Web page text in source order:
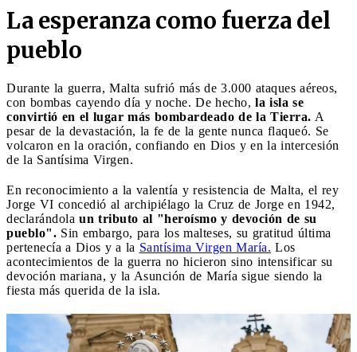
La esperanza como fuerza del
pueblo
Durante la guerra, Malta sufrió más de 3.000 ataques aéreos,
con bombas cayendo día y noche. De hecho, la isla se
convirtió en el lugar más bombardeado de la Tierra. A
pesar de la devastación, la fe de la gente nunca flaqueó. Se
volcaron en la oración, confiando en Dios y en la intercesión
de la Santísima Virgen.
En reconocimiento a la valentía y resistencia de Malta, el rey
Jorge VI concedió al archipiélago la Cruz de Jorge en 1942,
declarándola un tributo al "heroísmo y devoción de su
pueblo". Sin embargo, para los malteses, su gratitud última
pertenecía a Dios y a la Santísima Virgen María. Los
acontecimientos de la guerra no hicieron sino intensificar su
devoción mariana, y la Asunción de María sigue siendo la
fiesta más querida de la isla.